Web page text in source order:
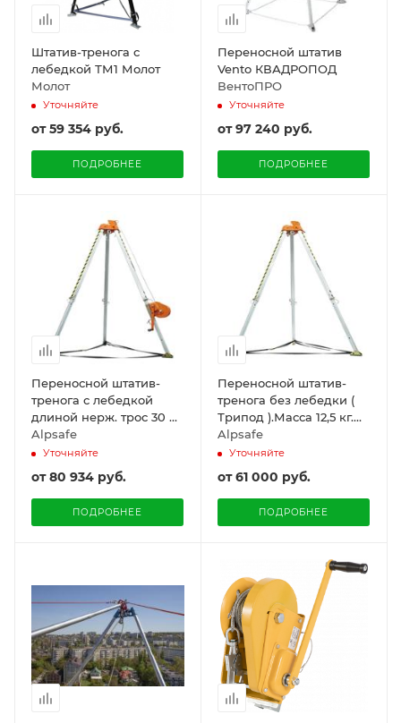
Штатив-тренога с
лебедкой ТМ1 Молот
Молот
Уточняйте
от59 354 руб.
ПОДРОБНЕЕ
Переносной штатив
Vento КВАДРОПОД
ВентоПРО
Уточняйте
от97 240 руб.
ПОДРОБНЕЕ
Переносной штатив-
тренога с лебедкой
длиной нерж. трос 30 м.
( Трипод ). Alpsafe
Alpsafe
Уточняйте
от80 934 руб.
ПОДРОБНЕЕ
Переносной штатив-
тренога без лебедки (
Трипод ).Масса 12,5 кг.
Alpsafe
Alpsafe
Уточняйте
от61 000 руб.
ПОДРОБНЕЕ